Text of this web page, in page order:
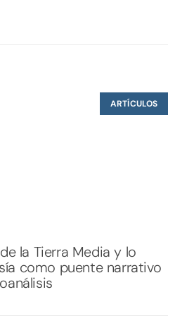
ARTÍCULOS
la Tierra Media y lo
como puente narrativo